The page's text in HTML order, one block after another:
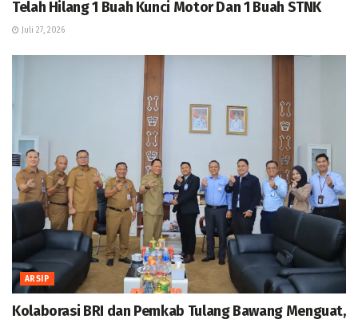
Telah Hilang 1 Buah Kunci Motor Dan 1 Buah STNK
Juli 27, 2026
ARSIP
Kolaborasi BRI dan Pemkab Tulang Bawang Menguat,